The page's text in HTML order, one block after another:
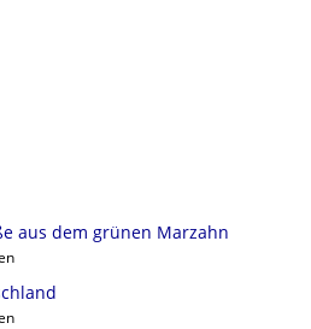
aus dem grünen Marzahn